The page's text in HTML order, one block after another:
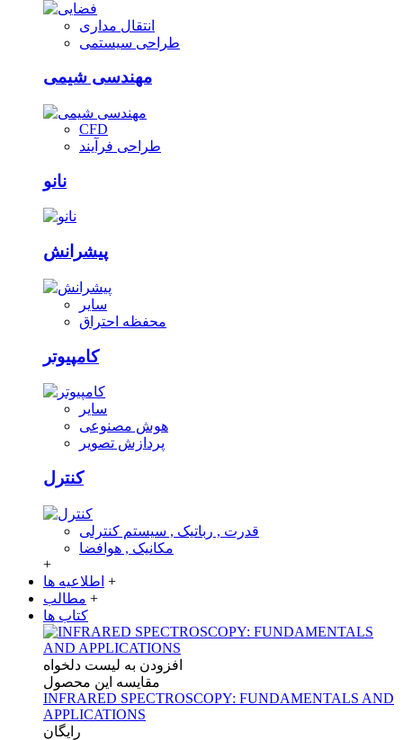
انتقال مداری
طراحی سیستمی
مهندسی شیمی
CFD
طراحی فرآیند
نانو
پیشرانش
سایر
محفظه احتراق
کامپیوتر
سایر
هوش مصنوعی
پردازش تصویر
کنترل
قدرت , رباتیک , سیستم کنترلی
مکانیک , هوافضا
+
اطلاعیه ها +
مطالب +
کتاب ها
افزودن به لیست دلخواه
مقایسه این محصول
INFRARED SPECTROSCOPY: FUNDAMENTALS AND
APPLICATIONS
رایگان